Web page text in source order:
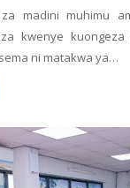
madini muhimu
kwenye
ni matakwa ya…